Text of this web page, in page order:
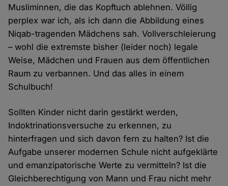
Musliminnen, die das Kopftuch ablehnen. Völlig
perplex war ich, als ich dann die Abbildung eines
Niqab-tragenden Mädchens sah. Vollverschleierung
– wohl die extremste bisher (leider noch) legale
Weise, Mädchen und Frauen aus dem öffentlichen
Raum zu verbannen. Und das alles in einem
Schulbuch!
Sollten Kinder nicht darin gestärkt werden,
Indoktrinationsversuche zu erkennen, zu
hinterfragen und sich davon fern zu halten? Ist die
Aufgabe unserer modernen Schule nicht aufgeklärte
und emanzipatorische Werte zu vermitteln? Ist die
Gleichberechtigung von Mann und Frau nicht mehr